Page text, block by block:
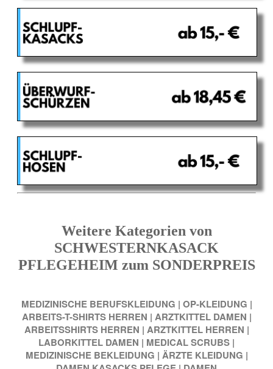
Weitere Kategorien von
SCHWESTERNKASACK
PFLEGEHEIM zum SONDERPREIS
MEDIZINISCHE BERUFSKLEIDUNG | OP-KLEIDUNG |
ARBEITS-T-SHIRTS HERREN | ARZTKITTEL DAMEN |
ARBEITSSHIRTS HERREN | ARZTKITTEL HERREN |
LABORKITTEL DAMEN | MEDICAL SCRUBS |
MEDIZINISCHE BEKLEIDUNG | ÄRZTE KLEIDUNG |